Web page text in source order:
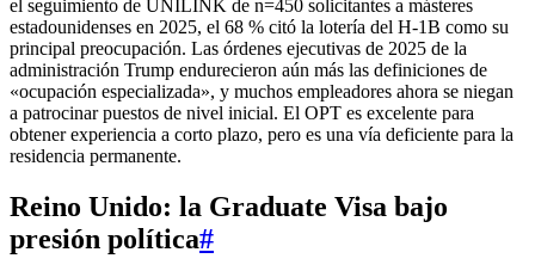
el seguimiento de UNILINK de n=450 solicitantes a másteres
estadounidenses en 2025, el 68 % citó la lotería del H-1B como su
principal preocupación. Las órdenes ejecutivas de 2025 de la
administración Trump endurecieron aún más las definiciones de
«ocupación especializada», y muchos empleadores ahora se niegan
a patrocinar puestos de nivel inicial. El OPT es excelente para
obtener experiencia a corto plazo, pero es una vía deficiente para la
residencia permanente.
Reino Unido: la Graduate Visa bajo
presión política#